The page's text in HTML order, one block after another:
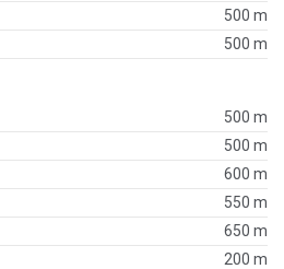
500 m
500 m
500 m
500 m
600 m
550 m
650 m
200 m